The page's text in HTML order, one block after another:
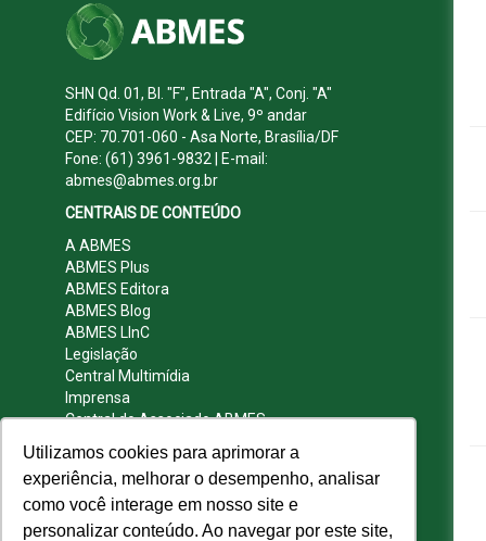
Utilizamos cookies para aprimorar a
experiência, melhorar o desempenho, analisar
como você interage em nosso site e
personalizar conteúdo. Ao navegar por este site,
SHN Qd. 01, Bl. "F", Entrada "A", Conj. "A"
Edifício Vision Work & Live, 9º andar
CEP: 70.701-060 - Asa Norte, Brasília/DF
Fone: (61) 3961-9832 | E-mail:
abmes@abmes.org.br
CENTRAIS DE CONTEÚDO
A ABMES
ABMES Plus
ABMES Editora
ABMES Blog
ABMES LInC
Legislação
Central Multimídia
Imprensa
Central do Associado ABMES
REDES SOCIAIS